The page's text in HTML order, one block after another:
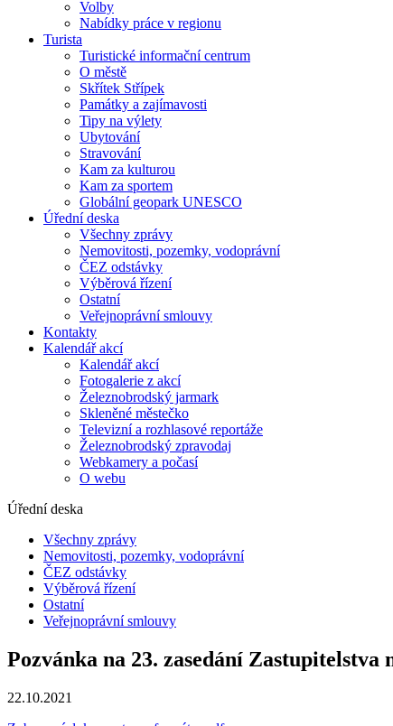
Volby
Nabídky práce v regionu
Turista
Turistické informační centrum
O městě
Skřítek Střípek
Památky a zajímavosti
Tipy na výlety
Ubytování
Stravování
Kam za kulturou
Kam za sportem
Globální geopark UNESCO
Úřední deska
Všechny zprávy
Nemovitosti, pozemky, vodoprávní
ČEZ odstávky
Výběrová řízení
Ostatní
Veřejnoprávní smlouvy
Kontakty
Kalendář akcí
Kalendář akcí
Fotogalerie z akcí
Železnobrodský jarmark
Skleněné městečko
Televizní a rozhlasové reportáže
Železnobrodský zpravodaj
Webkamery a počasí
O webu
Úřední deska
Všechny zprávy
Nemovitosti, pozemky, vodoprávní
ČEZ odstávky
Výběrová řízení
Ostatní
Veřejnoprávní smlouvy
Pozvánka na 23. zasedání Zastupitelstva
22.10.2021